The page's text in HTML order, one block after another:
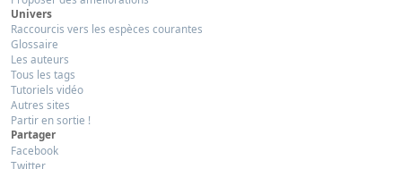
Univers
Raccourcis vers les espèces courantes
Glossaire
Les auteurs
Tous les tags
Tutoriels vidéo
Autres sites
Partir en sortie !
Partager
Facebook
Twitter